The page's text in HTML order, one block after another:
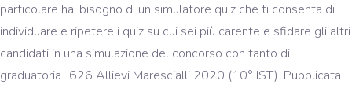
particolare hai bisogno di un simulatore quiz che ti consenta di
individuare e ripetere i quiz su cui sei più carente e sfidare gli altri
candidati in una simulazione del concorso con tanto di
graduatoria.. 626 Allievi Marescialli 2020 (10° IST). Pubblicata